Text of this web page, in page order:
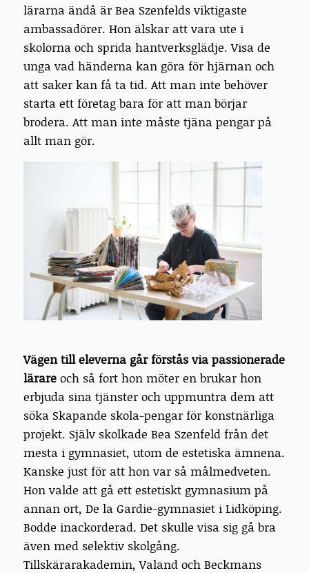
lärarna ändå är Bea Szenfelds viktigaste
ambassadörer. Hon älskar att vara ute i
skolorna och sprida hantverksglädje. Visa de
unga vad händerna kan göra för hjärnan och
att saker kan få ta tid. Att man inte behöver
starta ett företag bara för att man börjar
brodera. Att man inte måste tjäna pengar på
allt man gör.
Vägen till eleverna går förstås via passionerade
lärare och så fort hon möter en brukar hon
erbjuda sina tjänster och uppmuntra dem att
söka Skapande skola-pengar för konstnärliga
projekt. Själv skolkade Bea Szenfeld från det
mesta i gymnasiet, utom de estetiska ämnena.
Kanske just för att hon var så målmedveten.
Hon valde att gå ett estetiskt gymnasium på
annan ort, De la Gardie-gymnasiet i Lidköping.
Bodde inackorderad. Det skulle visa sig gå bra
även med selektiv skolgång.
Tillskärarakademin, Valand och Beckmans